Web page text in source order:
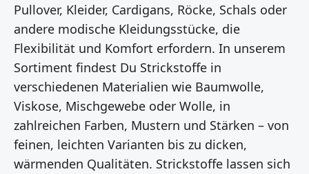
Pullover, Kleider, Cardigans, Röcke, Schals oder
andere modische Kleidungsstücke, die
Flexibilität und Komfort erfordern. In unserem
Sortiment findest Du Strickstoffe in
verschiedenen Materialien wie Baumwolle,
Viskose, Mischgewebe oder Wolle, in
zahlreichen Farben, Mustern und Stärken – von
feinen, leichten Varianten bis zu dicken,
wärmenden Qualitäten. Strickstoffe lassen sich